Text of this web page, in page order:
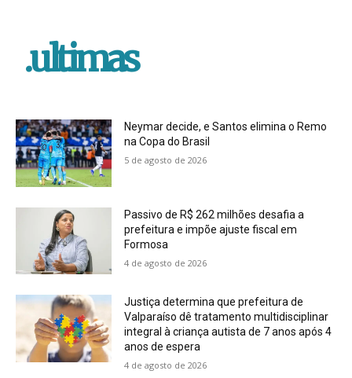
.ultimas
Neymar decide, e Santos elimina o Remo
na Copa do Brasil
5 de agosto de 2026
Passivo de R$ 262 milhões desafia a
prefeitura e impõe ajuste fiscal em
Formosa
4 de agosto de 2026
Justiça determina que prefeitura de
Valparaíso dê tratamento multidisciplinar
integral à criança autista de 7 anos após 4
anos de espera
4 de agosto de 2026